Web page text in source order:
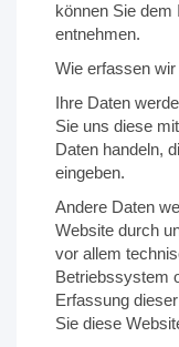
können Sie
entnehmen.
Wie erfassen
Ihre Daten
Sie uns diese
Daten handeln,
eingeben.
Andere Daten
Website durch
vor allem
Betriebssystem
Erfassung
Sie diese